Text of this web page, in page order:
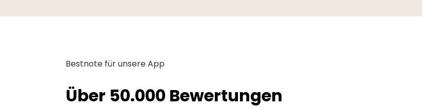
Bestnote für unsere App
Über 50.000 Bewertungen